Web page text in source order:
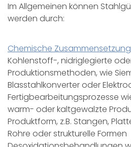
Im Allgemeinen können
werden durch:
Chemische Zusammensetzung
Kohlenstoff-, nidriglegierte
Produktionsmethoden, wie
Blasstahlkonverter oder
Fertigbearbeitungsprozesse
warm- oder kaltgewalzte
Produktform, z.B. Stangen,
Rohre oder strukturelle Formen